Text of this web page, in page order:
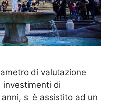
di valutazione
investimenti di
si è assistito ad un